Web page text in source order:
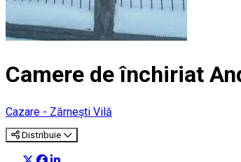
Camere de închiriat
Cazare - Zărnești Vilă
Distribuie